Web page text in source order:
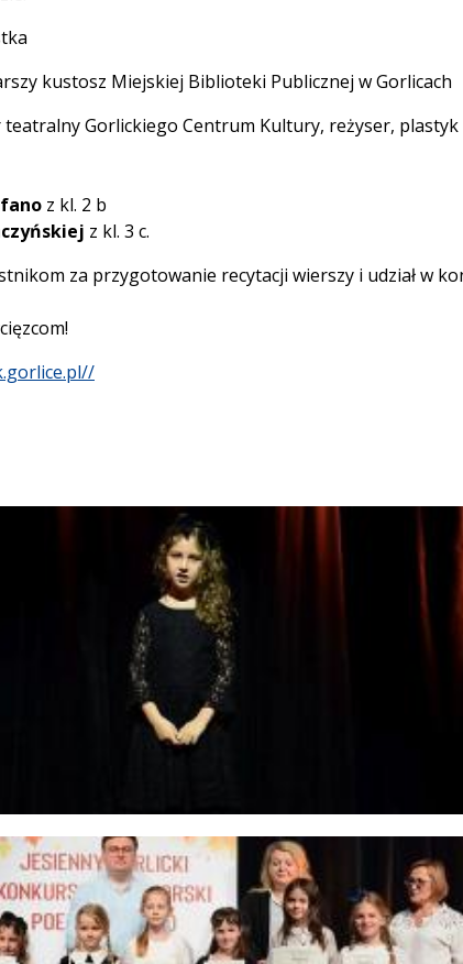
kustosz Miejskiej Biblioteki Publicznej w Gorlicach
Gorlickiego Centrum Kultury, reżyser, plastyk
z kl. 2 b
z kl. 3 c.
za przygotowanie recytacji wierszy i udział w